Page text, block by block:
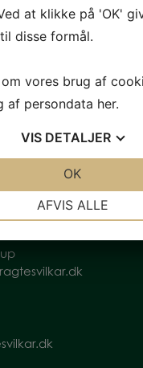
at klikke på 'OK'
disse formål.
vores brug af
af persondata her.
VIS DETALJER
AFVIS ALLE
OK